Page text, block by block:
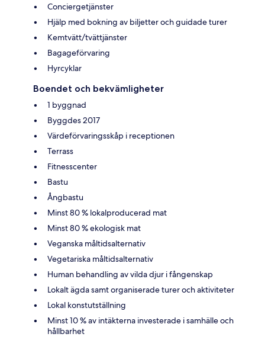
Conciergetjänster
Hjälp med bokning av biljetter och guidade turer
Kemtvätt/tvättjänster
Bagageförvaring
Hyrcyklar
Boendet och bekvämligheter
1 byggnad
Byggdes 2017
Värdeförvaringsskåp i receptionen
Terrass
Fitnesscenter
Bastu
Ångbastu
Minst 80 % lokalproducerad mat
Minst 80 % ekologisk mat
Veganska måltidsalternativ
Vegetariska måltidsalternativ
Human behandling av vilda djur i fångenskap
Lokalt ägda samt organiserade turer och aktiviteter
Lokal konstutställning
Minst 10 % av intäkterna investerade i samhälle och
hållbarhet